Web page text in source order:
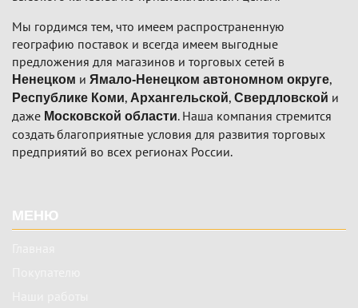
Мы гордимся тем, что имеем распространенную
географию поставок и всегда имеем выгодные
предложения для магазинов и торговых сетей в
Ненецком и Ямало-Ненецком автономном округе,
Республике Коми, Архангельской, Свердловской и
даже Московской области. Наша компания стремится
создать благоприятные условия для развития торговых
предприятий во всех регионах России.
МЕНЮ